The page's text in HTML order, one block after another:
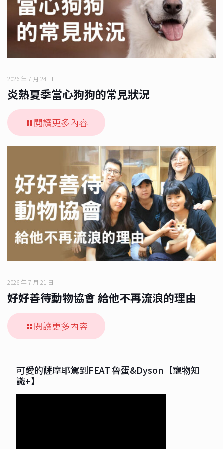
2026 年 7 月 24 日
炎熱夏季當心狗狗的常見狀況
閱讀更多內容
2026 年 7 月 21 日
好好善待動物協會 給他不再流浪的理由
閱讀更多內容
可愛的薩摩耶駕到FEAT 魯蛋&Dyson【寵物知
識+】